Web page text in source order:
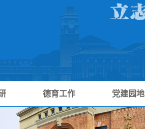
德育工作 党建园地